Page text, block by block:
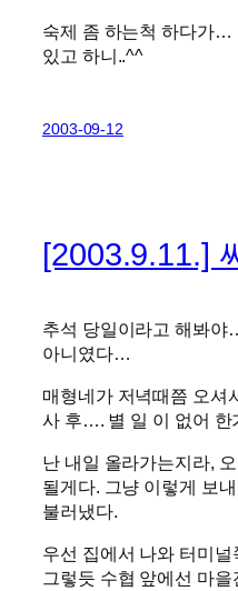
숙제 좀 하는척 하다가
있고 하니..^^
2003-09-12
[2003.9.11.]
추석 당일이라고 해봐
아니였다…
매형네가 저녁때쯤 오셔
사 후…. 별 일 이 없어 한
난 내일 올라가는지라,
될게다. 그냥 이렇게 보
불러냈다.
우선 집에서 나와 터미
그렇듯 수협 앞에선 마